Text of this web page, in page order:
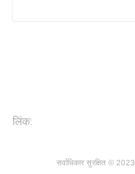
लिंक:
सर्वाधिकार सुरक्षित © 2023